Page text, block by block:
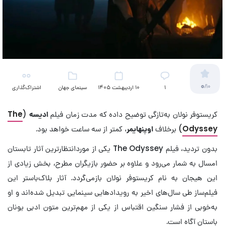
0/10 ۱ 10 اردیبهشت 1405 سینمای جهان اشتراک‌گذاری
کریستوفر نولان به‌تازگی توضیح داده که مدت زمان فیلمادیسه (
The
Odyssey) برخلافاوپنهایمر، کمتر از سه ساعت خواهد بود.
بدون تردید، فیلم The Odyssey یکی از موردانتظارترین آثار تابستان
امسال به شمار می‌رود و علاوه بر حضور بازیگران مطرح، بخش زیادی از
این هیجان به نام کریستوفر نولان بازمی‌گردد. آثار بلاک‌باستر این
فیلم‌ساز طی سال‌های اخیر به رویدادهایی سینمایی تبدیل شده‌اند و او
به‌خوبی از فشار سنگین اقتباس از یکی از مهم‌ترین متون ادبی یونان
باستان آگاه است.